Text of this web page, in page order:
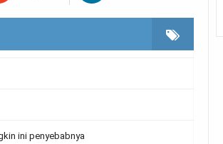
ini penyebabnya